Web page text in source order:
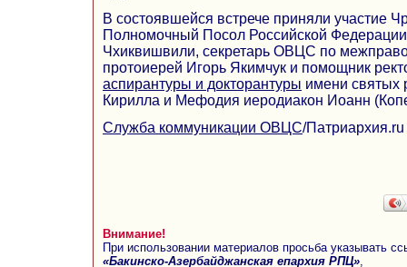
В состоявшейся встрече приняли участие
Полномочный Посол Российской
Чхиквишвили, секретарь ОВЦС по
протоиерей Игорь Якимчук и помощник
аспирантуры и докторантуры имени святых
Кирилла и Мефодия иеродиакон Иоанн
Служба коммуникации ОВЦС/Патриархия.ru
Внимание!
При использовании материалов просьба указывать
«Бакинско-Азербайджанская епархия РПЦ»